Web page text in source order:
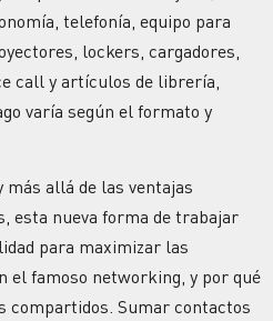
telefonía, equipo para
lockers, cargadores,
call y artículos de librería,
varía según el formato y
más allá de las ventajas
esta nueva forma de trabajar
para maximizar las
el famoso networking, y por qué
compartidos. Sumar contactos